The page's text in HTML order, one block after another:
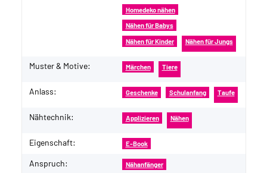
Homedeko nähen
Nähen für Babys
Nähen für Kinder Nähen für Jungs
Muster & Motive: Märchen Tiere
Anlass: Geschenke Schulanfang Taufe
Nähtechnik: Applizieren Nähen
Eigenschaft: E-Book
Anspruch: Nähanfänger